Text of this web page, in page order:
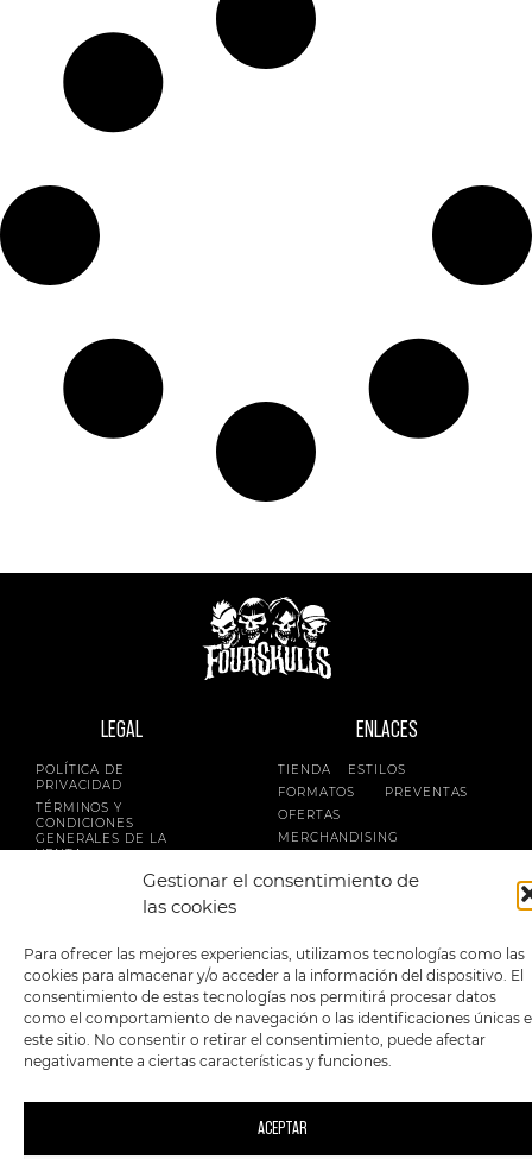
Gestionar el consentimiento de
las cookies
Para ofrecer las mejores experiencias, utilizamos tecnologías como las
cookies para almacenar y/o acceder a la información del dispositivo. El
consentimiento de estas tecnologías nos permitirá procesar datos
como el comportamiento de navegación o las identificaciones únicas
este sitio. No consentir o retirar el consentimiento, puede afectar
negativamente a ciertas características y funciones.
ACEPTAR
LEGAL
POLÍTICA DE
PRIVACIDAD
TÉRMINOS Y
CONDICIONES
GENERALES DE LA
VENTA
POLÍTICA DE COOKIES
ENLACES
TIENDA
ESTILOS
FORMATOS
PREVENTAS
OFERTAS
MERCHANDISING